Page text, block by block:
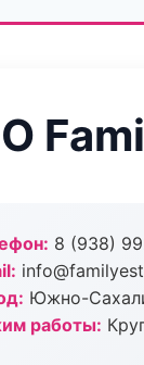
8 (938)
Южно-
работы: